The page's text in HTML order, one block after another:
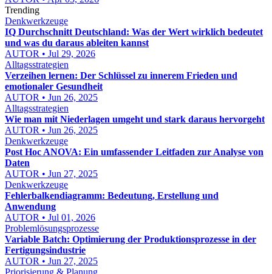
Trending
Denkwerkzeuge
IQ Durchschnitt Deutschland: Was der Wert wirklich bedeutet
und was du daraus ableiten kannst
AUTOR • Jul 29, 2026
Alltagsstrategien
Verzeihen lernen: Der Schlüssel zu innerem Frieden und
emotionaler Gesundheit
AUTOR • Jun 26, 2025
Alltagsstrategien
Wie man mit Niederlagen umgeht und stark daraus hervorgeht
AUTOR • Jun 26, 2025
Denkwerkzeuge
Post Hoc ANOVA: Ein umfassender Leitfaden zur Analyse von
Daten
AUTOR • Jun 27, 2025
Denkwerkzeuge
Fehlerbalkendiagramm: Bedeutung, Erstellung und
Anwendung
AUTOR • Jul 01, 2026
Problemlösungsprozesse
Variable Batch: Optimierung der Produktionsprozesse in der
Fertigungsindustrie
AUTOR • Jun 27, 2025
Priorisierung & Planung